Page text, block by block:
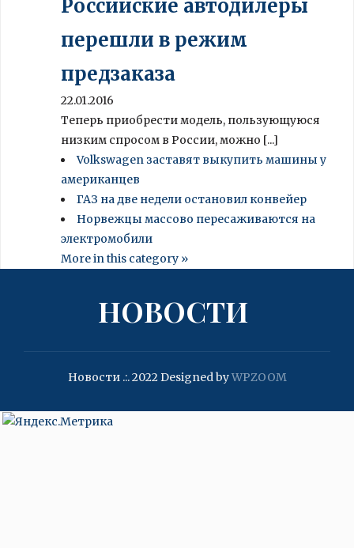
Российские автодилеры
перешли в режим
предзаказа
22.01.2016
Теперь приобрести модель, пользующуюся
низким спросом в России, можно [...]
Volkswagen заставят выкупить машины у
американцев
ГАЗ на две недели остановил конвейер
Норвежцы массово пересаживаются на
электромобили
More in this category »
НОВОСТИ
Новости .:. 2022Designed byWPZOOM